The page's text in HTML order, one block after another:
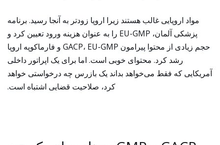
مواد اروپایی غالب هستند زیرا اروپا زودتر به آنجا رسید. برنامه
پزشکی آلمان، EU-GMP را به عنوان هزینه ورود تعیین کرد و
حجم زیادی از محتوا پیرامون GACP، EU-GMP و فارماکوپه اروپا
رشد کرد. محتوای خوبی است. اما برای یک اپراتور داخلی
آمریکایی که فقط می‌خواهد بداند یک بازرس چه درخواستی خواهد
کرد، صلاحیت قضایی اشتباه است.